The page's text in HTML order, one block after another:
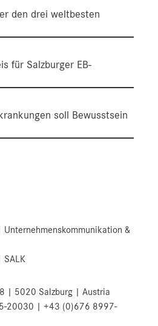
den drei weltbesten
für Salzburger EB-
soll Bewusstsein
Unternehmenskommunikation &
SALK
| 5020 Salzburg | Austria
20030 | +43 (0)676 8997-